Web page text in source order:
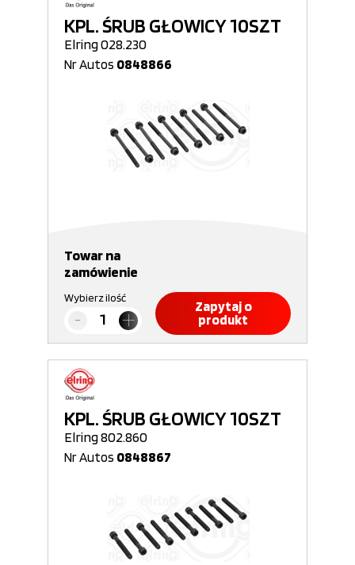
KPL. ŚRUB GŁOWICY 10SZT
Elring 028.230
Nr Autos 0848866
Towar na
zamówienie
Wybierz ilość
Zapytaj o
produkt
KPL. ŚRUB GŁOWICY 10SZT
Elring 802.860
Nr Autos 0848867